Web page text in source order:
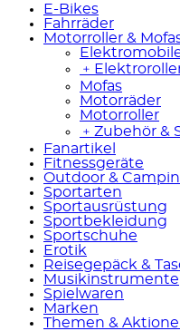
E-Bikes
Fahrräder
Motorroller &
﹢
Mofas
Motorräder
Motorroller
﹢ Zubehör &
Fanartikel
Fitnessgeräte
Outdoor &
Sportarten
Sportausrüstung
Sportbekleidung
Sportschuhe
Erotik
Reisegepäck &
Musikinstrumente
Spielwaren
Marken
Themen &